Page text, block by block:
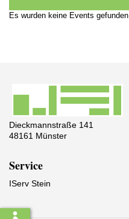
Es wurden keine Events gefunden
Dieckmannstraße 141
48161 Münster
Service
IServ Stein